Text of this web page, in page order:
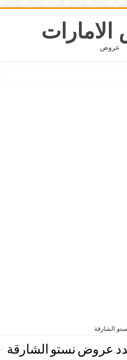
عروض
الشارقة
عروض نستو الشارقة